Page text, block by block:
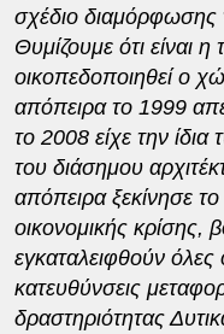
σχέδιο
Θυμίζουμε ότι είναι η
οικοπεδοποιηθεί ο
απόπειρα το 1999
το 2008 είχε την
του διάσημου
απόπειρα ξεκίνησε
οικονομικής κρίσης,
εγκαταλειφθούν όλες
κατευθύνσεις
δραστηριότητας